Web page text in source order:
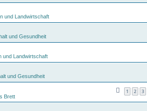
und Landwirtschaft
und Gesundheit
und Landwirtschaft
und Gesundheit
Brett
1 2 3